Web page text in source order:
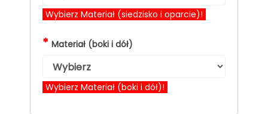
Wybierz Materiał (siedzisko i oparcie)!
* Materiał (boki i dół)
Wybierz Materiał (boki i dół)!